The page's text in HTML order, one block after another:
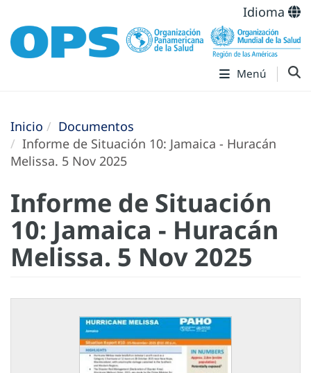
Idioma
Menú
Inicio
Documentos
Informe de Situación 10: Jamaica - Huracán
Melissa. 5 Nov 2025
Informe de Situación
10: Jamaica - Huracán
Melissa. 5 Nov 2025